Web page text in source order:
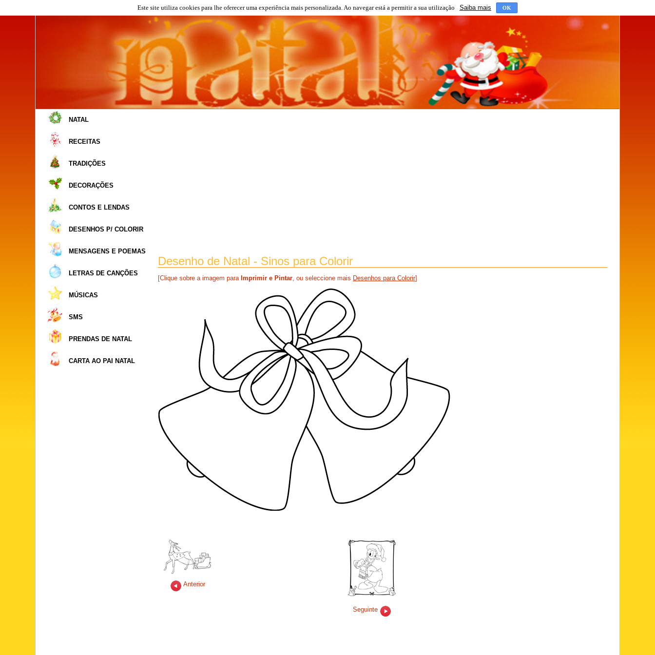
Este site utiliza cookies para lhe oferecer uma experiência mais personalizada. Ao navegar está a permitir a sua utilização Saiba mais OK
NATAL
RECEITAS
TRADIÇÕES
DECORAÇÕES
CONTOS E LENDAS
DESENHOS P/ COLORIR
MENSAGENS E POEMAS
LETRAS DE CANÇÕES
MÚSICAS
SMS
PRENDAS DE NATAL
CARTA AO PAI NATAL
Desenho de Natal - Sinos para Colorir
[Clique sobre a imagem para Imprimir e Pintar, ou seleccione mais Desenhos para Colorir]
Anterior
Seguinte